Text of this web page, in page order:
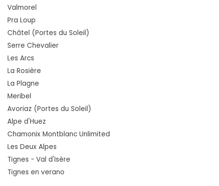
Valmorel
Pra Loup
Châtel (Portes du Soleil)
Serre Chevalier
Les Arcs
La Rosière
La Plagne
Meribel
Avoriaz (Portes du Soleil)
Alpe d'Huez
Chamonix Montblanc Unlimited
Les Deux Alpes
Tignes - Val d'Isère
Tignes en verano